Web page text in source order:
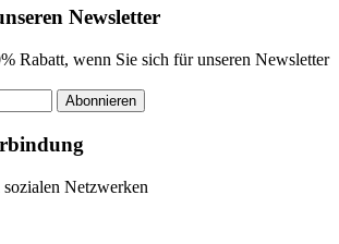
Newsletter
Rabatt, wenn Sie sich für unseren Newsletter
Abonnieren
Netzwerken